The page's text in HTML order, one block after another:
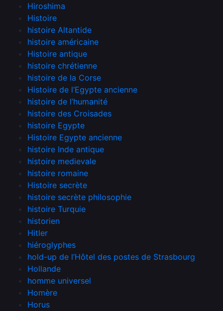
Hiroshima
Histoire
histoire Altantide
histoire américaine
Histoire antique
histoire chrétienne
histoire de la Corse
Histoire de l’Egypte ancienne
histoire de l’humanité
histoire des Croisades
histoire Egypte
Histoire Egypte ancienne
histoire Inde antique
histoire medievale
histoire romaine
Histoire secrète
histoire secrète philosophie
histoire Turquie
historien
Hitler
hiéroglyphes
hold-up de l’Hôtel des postes de Strasbourg
Hollande
homme universel
Homère
Horus